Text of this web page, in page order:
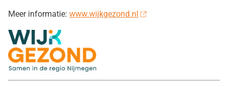
Meer informatie: www.wijkgezond.nl